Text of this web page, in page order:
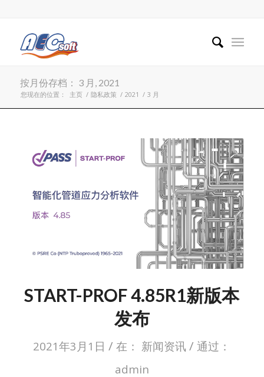
按月份存档： 3 月, 2021
您现在的位置： 主页 / 隐私政策 / 2021 / 3 月
START-PROF 4.85R1新版本
发布
2021年3月1日 / 在： 新闻资讯 / 通过：
admin